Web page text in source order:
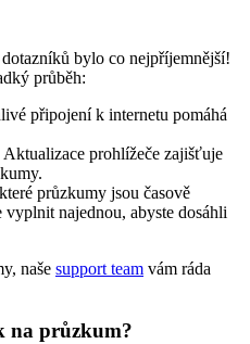
bylo co nejpříjemnější!
průběh:
připojení k internetu pomáhá
Aktualizace prohlížeče zajišťuje
průzkumy jsou časově
vyplnit najednou, abyste dosáhli
naše support team vám ráda
na průzkum?